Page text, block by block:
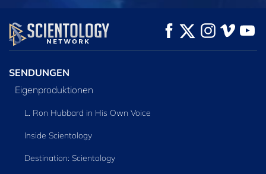
ANSEHEN
SERIE
ENTDECKEN
SENDUNGEN
Eigenproduktionen
L. Ron Hubbard in His Own Voice
Inside Scientology
Destination: Scientology